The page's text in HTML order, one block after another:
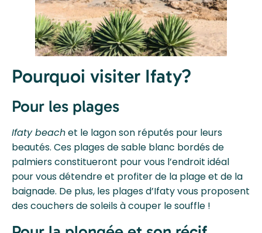
Pourquoi visiter Ifaty?
Pour les plages
Ifaty beachet le lagon son réputés pour leurs
beautés. Ces plages de sable blanc bordés de
palmiers constitueront pour vous l’endroit idéal
pour vous détendre et profiter de la plage et de la
baignade. De plus, les plages d’Ifaty vous proposent
des couchers de soleils à couper le souffle !